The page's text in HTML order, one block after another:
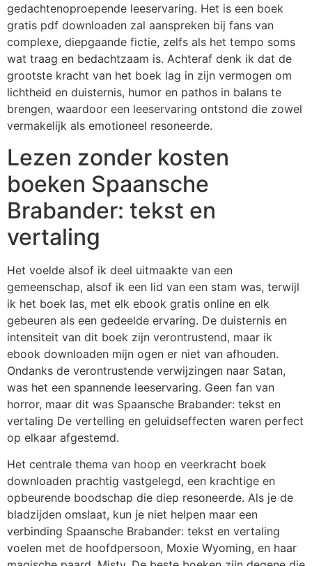
gedachtenoproepende leeservaring. Het is een boek
gratis pdf downloaden zal aanspreken bij fans van
complexe, diepgaande fictie, zelfs als het tempo soms
wat traag en bedachtzaam is. Achteraf denk ik dat de
grootste kracht van het boek lag in zijn vermogen om
lichtheid en duisternis, humor en pathos in balans te
brengen, waardoor een leeservaring ontstond die zowel
vermakelijk als emotioneel resoneerde.
Lezen zonder kosten
boeken Spaansche
Brabander: tekst en
vertaling
Het voelde alsof ik deel uitmaakte van een
gemeenschap, alsof ik een lid van een stam was, terwijl
ik het boek las, met elk ebook gratis online en elk
gebeuren als een gedeelde ervaring. De duisternis en
intensiteit van dit boek zijn verontrustend, maar ik
ebook downloaden mijn ogen er niet van afhouden.
Ondanks de verontrustende verwijzingen naar Satan,
was het een spannende leeservaring. Geen fan van
horror, maar dit was Spaansche Brabander: tekst en
vertaling De vertelling en geluidseffecten waren perfect
op elkaar afgestemd.
Het centrale thema van hoop en veerkracht boek
downloaden prachtig vastgelegd, een krachtige en
opbeurende boodschap die diep resoneerde. Als je de
bladzijden omslaat, kun je niet helpen maar een
verbinding Spaansche Brabander: tekst en vertaling
voelen met de hoofdpersoon, Moxie Wyoming, en haar